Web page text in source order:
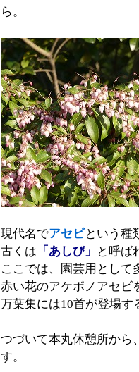
ら。
現代名でアセビという種
古くは 「あしび」
と呼ば
ここでは、園芸用として
赤い花のアケボノアセビ
万葉集には10首が登場す
つづいて本丸休憩所から
す。